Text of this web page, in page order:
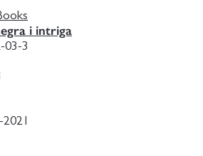
del thriller moderno. Santiago
A 50 MILLONES DE
EL REY DE LA NOVELA
LITERARIO
historia absorbente llena de
del thriller moderno. Santiago
novela de Jo Nesb . Juan
i intriga
03-3